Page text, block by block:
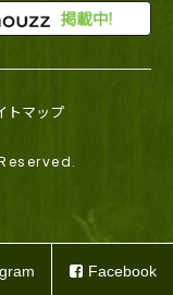
トマップ
Facebook